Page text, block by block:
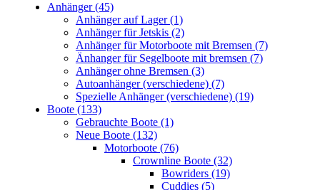
Anhänger (45)
Anhänger auf Lager (1)
Anhänger für Jetskis (2)
Anhänger für Motorboote mit Bremsen (7)
Änhanger für Segelboote mit bremsen (7)
Anhänger ohne Bremsen (3)
Autoanhänger (verschiedene) (7)
Spezielle Anhänger (verschiedene) (19)
Boote (133)
Gebrauchte Boote (1)
Neue Boote (132)
Motorboote (76)
Crownline Boote (32)
Bowriders (19)
Cuddies (5)